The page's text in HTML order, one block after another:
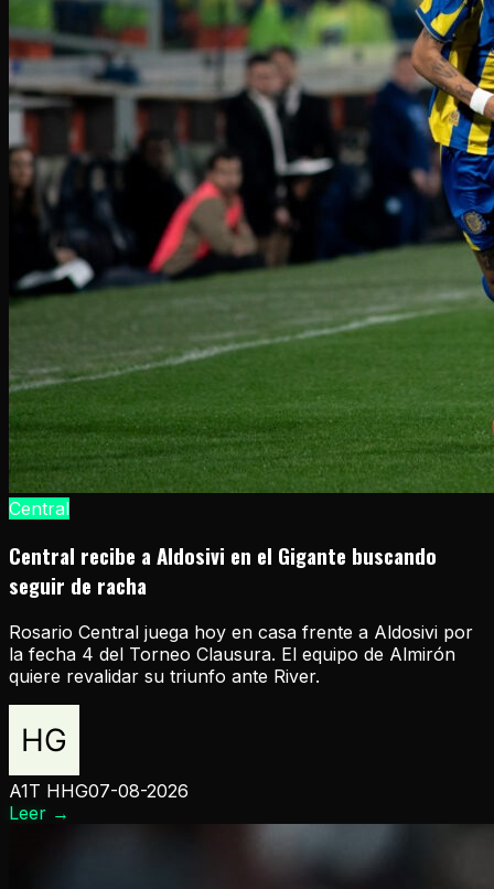
Central
Central recibe a Aldosivi en el Gigante buscando
seguir de racha
Rosario Central juega hoy en casa frente a Aldosivi por
la fecha 4 del Torneo Clausura. El equipo de Almirón
quiere revalidar su triunfo ante River.
A1T HHG07-08-2026
Leer →